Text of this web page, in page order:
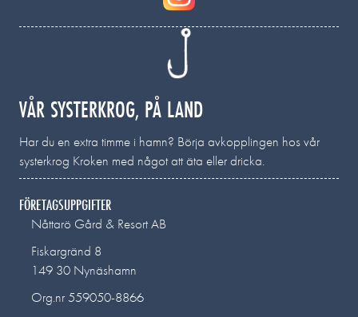
VÅR SYSTERKROG, PÅ LAND
Har du en extra timme i hamn? Börja avkopplingen hos vår
systerkrog Kroken med något att äta eller dricka.
FÖRETAGSUPPGIFTER
Nåttarö Gård & Resort AB
Fiskargränd 8
149 30 Nynäshamn
Org.nr 559050-8866